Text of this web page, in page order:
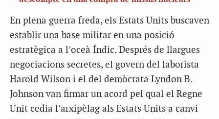
En plena guerra freda, els Estats Units buscaven
establir una base militar en una posició
estratègica a l’oceà Índic. Després de llargues
negociacions secretes, el govern del laborista
Harold Wilson i el del demòcrata Lyndon B.
Johnson van firmar un acord pel qual el Regne
Unit cedia l’arxipèlag als Estats Units a canvi